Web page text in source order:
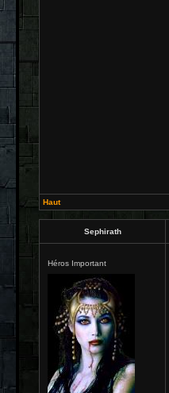
Haut
Sephirath
Héros Important